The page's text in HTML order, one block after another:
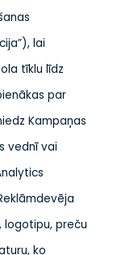
lai
tīklu līdz
par
Kampaņas
vednī vai
logotipu, preču
ko